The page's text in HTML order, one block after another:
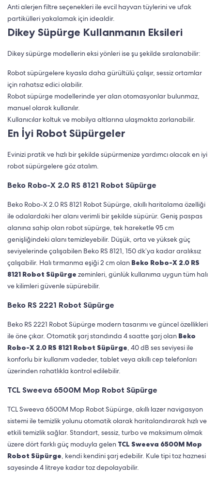
Anti alerjen filtre seçenekleri ile evcil hayvan tüylerini ve ufak
partikülleri yakalamak için idealdir.
Dikey Süpürge Kullanmanın Eksileri
Dikey süpürge modellerin eksi yönleri ise şu şekilde sıralanabilir:
Robot süpürgelere kıyasla daha gürültülü çalışır, sessiz ortamlar
için rahatsız edici olabilir.
Robot süpürge modellerinde yer alan otomasyonlar bulunmaz,
manuel olarak kullanılır.
Kullanıcılar koltuk ve mobilya altlarına ulaşmakta zorlanabilir.
En İyi Robot Süpürgeler
Evinizi pratik ve hızlı bir şekilde süpürmenize yardımcı olacak en iyi
robot süpürgelere göz atalım.
Beko Robo-X 2.0 RS 8121 Robot Süpürge
Beko Robo-X 2.0 RS 8121 Robot Süpürge, akıllı haritalama özelliği
ile odalardaki her alanı verimli bir şekilde süpürür. Geniş paspas
alanına sahip olan robot süpürge, tek hareketle 95 cm
genişliğindeki alanı temizleyebilir. Düşük, orta ve yüksek güç
seviyelerinde çalışabilen Beko RS 8121, 150 dk’ya kadar aralıksız
çalışabilir. Halı tırmanma eşiği 2 cm olan Beko Robo-X 2.0 RS
8121 Robot Süpürge zeminleri, günlük kullanıma uygun tüm halı
ve kilimleri güvenle süpürebilir.
Beko RS 2221 Robot Süpürge
Beko RS 2221 Robot Süpürge modern tasarımı ve güncel özellikleri
ile öne çıkar. Otomatik şarj standında 4 saatte şarj olan Beko
Robo-X 2.0 RS 8121 Robot Süpürge, 40 dB ses seviyesi ile
konforlu bir kullanım vadeder, tablet veya akıllı cep telefonları
üzerinden rahatlıkla kontrol edilebilir.
TCL Sweeva 6500M Mop Robot Süpürge
TCL Sweeva 6500M Mop Robot Süpürge, akıllı lazer navigasyon
sistemi ile temizlik yolunu otomatik olarak haritalandırarak hızlı ve
etkili temizlik sağlar. Standart, sessiz, turbo ve maksimum olmak
üzere dört farklı güç moduyla gelen TCL Sweeva 6500M Mop
Robot Süpürge, kendi kendini şarj edebilir. Kule tipi toz haznesi
sayesinde 4 litreye kadar toz depolayabilir.